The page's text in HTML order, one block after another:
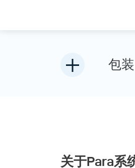
包
关于Para系